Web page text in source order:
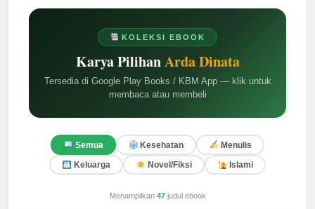
KOLEKSI EBOOK
Karya PilihanArda Dinata
Tersedia di Google Play Books / KBM App — klik untuk
membaca atau membeli
Semua Kesehatan Menulis
Keluarga Novel/Fiksi Islami
Menampilkan 47judul ebook